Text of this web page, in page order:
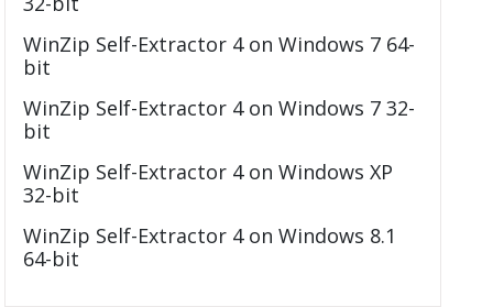
WinZip Self-Extractor 4 on Windows 7 64-
bit
WinZip Self-Extractor 4 on Windows 7 32-
bit
WinZip Self-Extractor 4 on Windows XP
32-bit
WinZip Self-Extractor 4 on Windows 8.1
64-bit